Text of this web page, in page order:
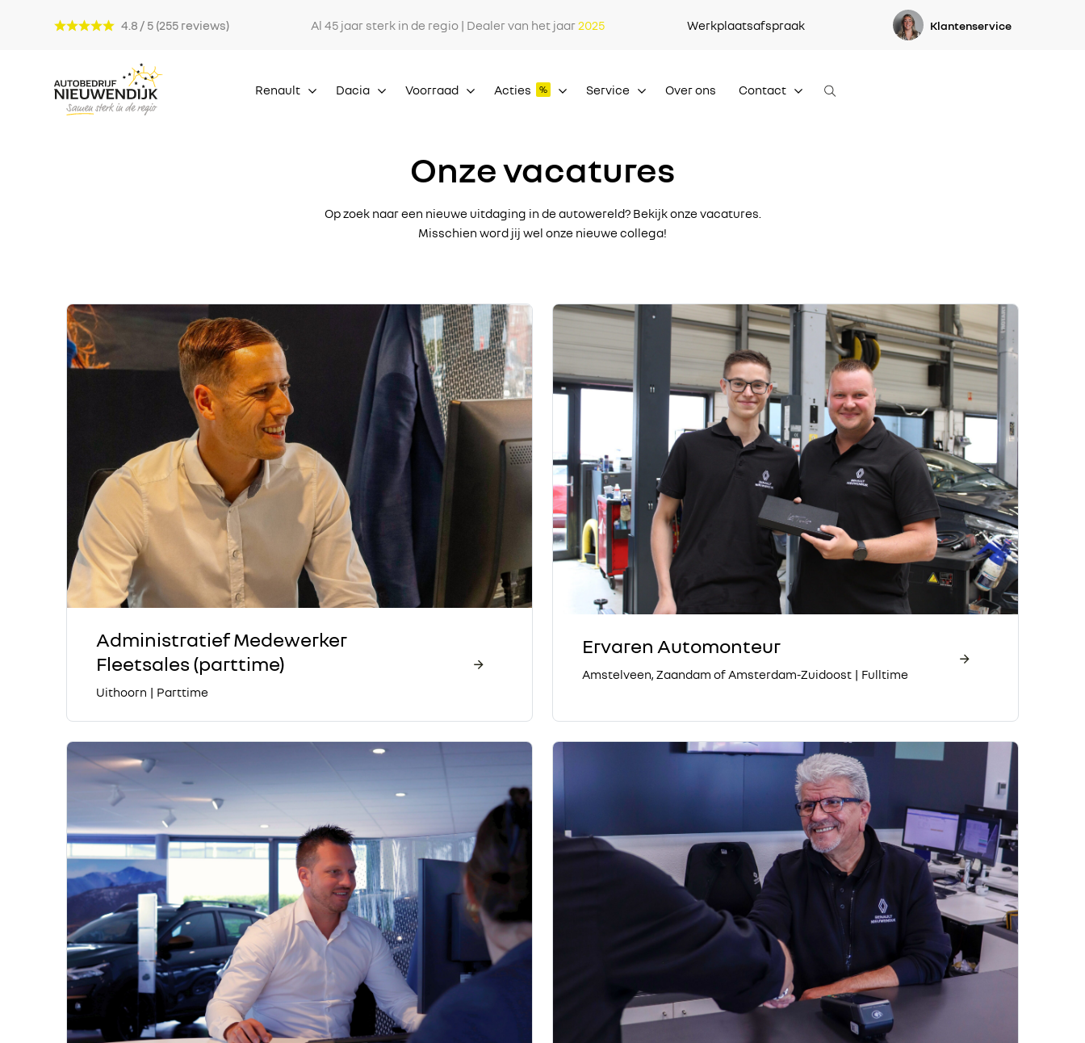
4.8 / 5 (255 reviews) Al 45 jaar sterk in de regio | Dealer van het jaar2025 Werkplaatsafspraak Klantenservice
Renault Dacia Voorraad Acties Service Over ons Contact
Onze vacatures
Op zoek naar een nieuwe uitdaging in de autowereld? Bekijk onze vacatures.
Misschien word jij wel onze nieuwe collega!
Administratief Medewerker
Fleetsales (parttime)
Uithoorn | Parttime
Ervaren Automonteur
Amstelveen, Zaandam of Amsterdam-Zuidoost | Fulltime